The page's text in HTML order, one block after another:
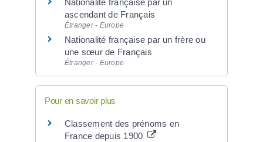
ascendant de Français
Étranger - Europe
Nationalité française par un frère ou
une sœur de Français
Étranger - Europe
Pour en savoir plus
Classement des prénoms en
France depuis 1900